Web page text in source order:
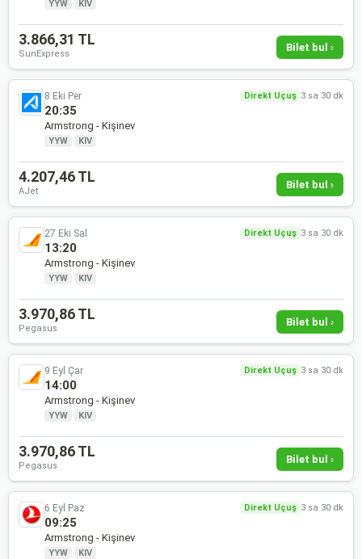
YYW · KIV
3.866,31 TL
SunExpress
Bilet bul ›
8 Eki Per Direkt Uçuş 3 sa 30 dk
20:35
Armstrong - Kişinev
YYW · KIV
4.207,46 TL
AJet
Bilet bul ›
27 Eki Sal Direkt Uçuş 3 sa 30 dk
13:20
Armstrong - Kişinev
YYW · KIV
3.970,86 TL
Pegasus
Bilet bul ›
9 Eyl Çar Direkt Uçuş 3 sa 30 dk
14:00
Armstrong - Kişinev
YYW · KIV
3.970,86 TL
Pegasus
Bilet bul ›
6 Eyl Paz Direkt Uçuş 3 sa 30 dk
09:25
Armstrong - Kişinev
YYW · KIV